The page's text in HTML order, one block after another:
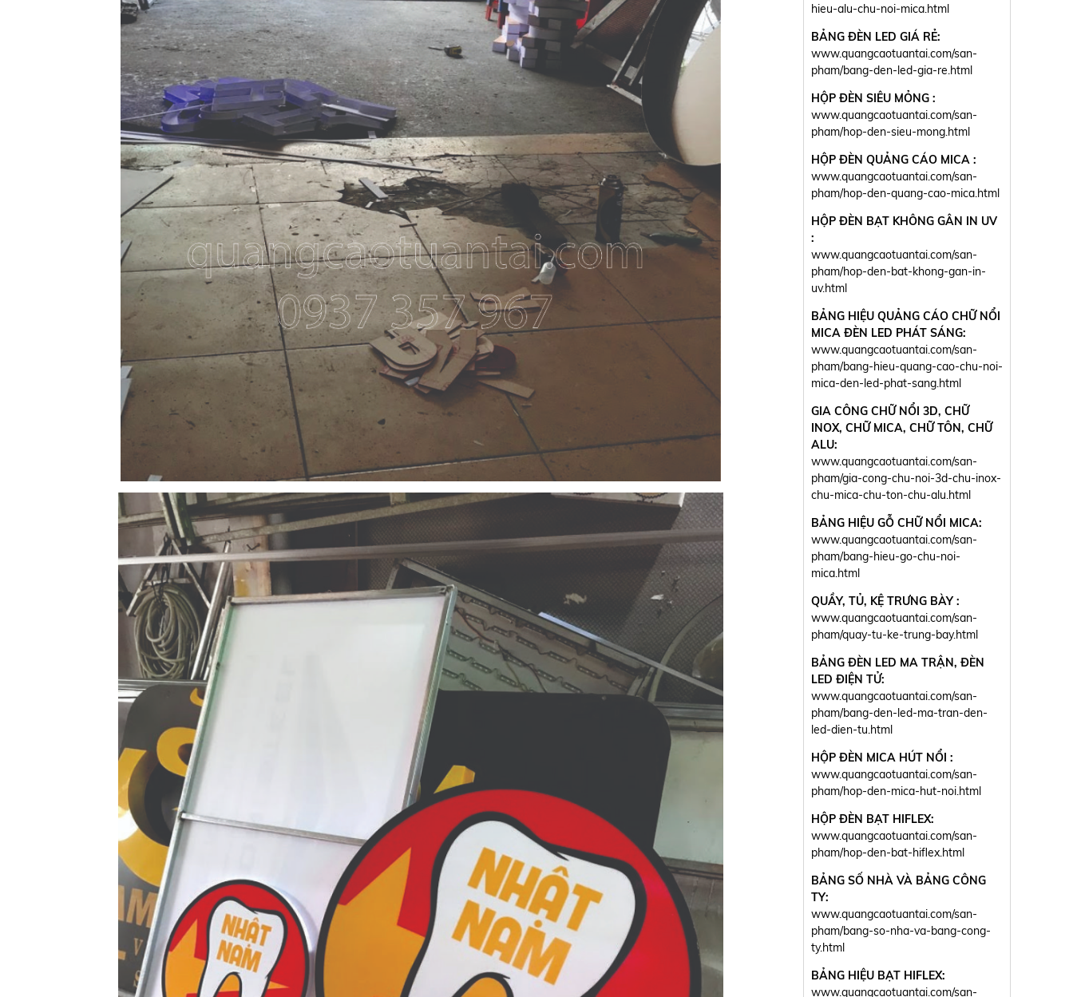
hieu-alu-chu-noi-mica.html
BẢNG ĐÈN LED GIÁ RẺ:
www.quangcaotuantai.com/san-
pham/bang-den-led-gia-re.html
HỘP ĐÈN SIÊU MỎNG :
www.quangcaotuantai.com/san-
pham/hop-den-sieu-mong.html
HỘP ĐÈN QUẢNG CÁO MICA :
www.quangcaotuantai.com/san-
pham/hop-den-quang-cao-mica.html
HỘP ĐÈN BẠT KHÔNG GÂN IN UV
:
www.quangcaotuantai.com/san-
pham/hop-den-bat-khong-gan-in-
uv.html
BẢNG HIỆU QUẢNG CÁO CHỮ NỔI
MICA ĐÈN LED PHÁT SÁNG:
www.quangcaotuantai.com/san-
pham/bang-hieu-quang-cao-chu-noi-
mica-den-led-phat-sang.html
GIA CÔNG CHỮ NỔI 3D, CHỮ
INOX, CHỮ MICA, CHỮ TÔN, CHỮ
ALU:
www.quangcaotuantai.com/san-
pham/gia-cong-chu-noi-3d-chu-inox-
chu-mica-chu-ton-chu-alu.html
BẢNG HIỆU GỖ CHỮ NỔI MICA:
www.quangcaotuantai.com/san-
pham/bang-hieu-go-chu-noi-
mica.html
QUẦY, TỦ, KỆ TRƯNG BÀY :
www.quangcaotuantai.com/san-
pham/quay-tu-ke-trung-bay.html
BẢNG ĐÈN LED MA TRẬN, ĐÈN
LED ĐIỆN TỬ:
www.quangcaotuantai.com/san-
pham/bang-den-led-ma-tran-den-
led-dien-tu.html
HỘP ĐÈN MICA HÚT NỔI :
www.quangcaotuantai.com/san-
pham/hop-den-mica-hut-noi.html
HỘP ĐÈN BẠT HIFLEX:
www.quangcaotuantai.com/san-
pham/hop-den-bat-hiflex.html
BẢNG SỐ NHÀ VÀ BẢNG CÔNG
TY:
www.quangcaotuantai.com/san-
pham/bang-so-nha-va-bang-cong-
ty.html
BẢNG HIỆU BẠT HIFLEX:
www.quangcaotuantai.com/san-